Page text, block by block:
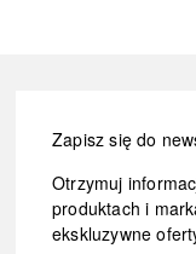
Zapisz się do
Otrzymuj
produktach i
ekskluzywne